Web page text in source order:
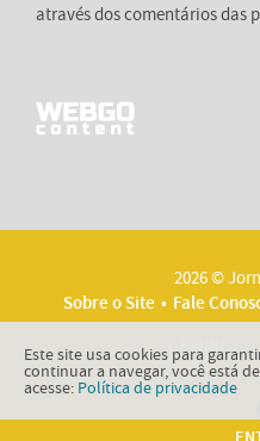
através dos comentários das
2026 ©
Sobre o Site
Fale
Este site usa cookies para
continuar a navegar, você está
acesse: Política de privacidade